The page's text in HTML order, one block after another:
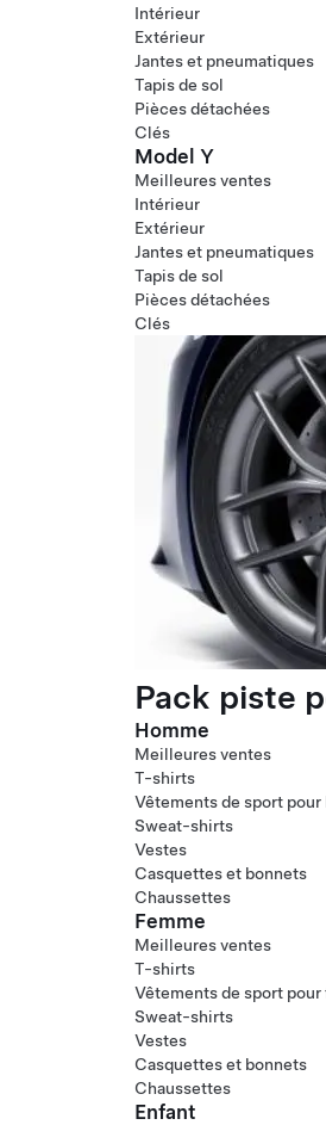
Intérieur
Extérieur
Jantes et pneumatiques
Tapis de sol
Pièces détachées
Clés
Model Y
Meilleures ventes
Intérieur
Extérieur
Jantes et pneumatiques
Tapis de sol
Pièces détachées
Clés
Pack piste
Homme
Meilleures ventes
T-shirts
Vêtements de sport pour
Sweat-shirts
Vestes
Casquettes et bonnets
Chaussettes
Femme
Meilleures ventes
T-shirts
Vêtements de sport pour
Sweat-shirts
Vestes
Casquettes et bonnets
Chaussettes
Enfant